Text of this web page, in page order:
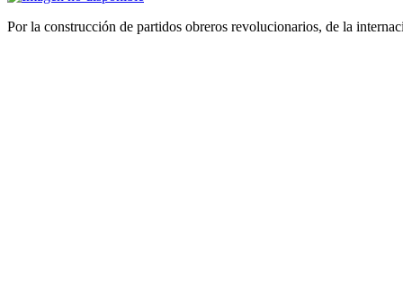
Por la construcción de partidos obreros revolucionarios, de la